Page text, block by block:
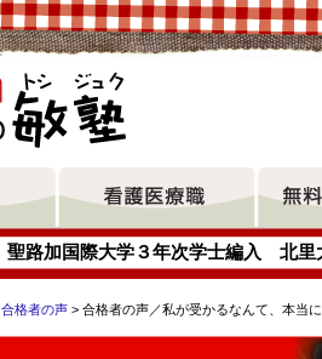
聖路加国際大学３年次学士編入 北
合格者の声 > 合格者の声／私が受かるなんて、本当に